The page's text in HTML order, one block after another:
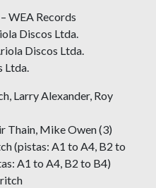
WEA Records
Discos Ltda.
Discos Ltda.
Ltda.
Larry Alexander, Roy
Thain, Mike Owen (3)
(pistas: A1 to A4, B2 to
A1 to A4, B2 to B4)